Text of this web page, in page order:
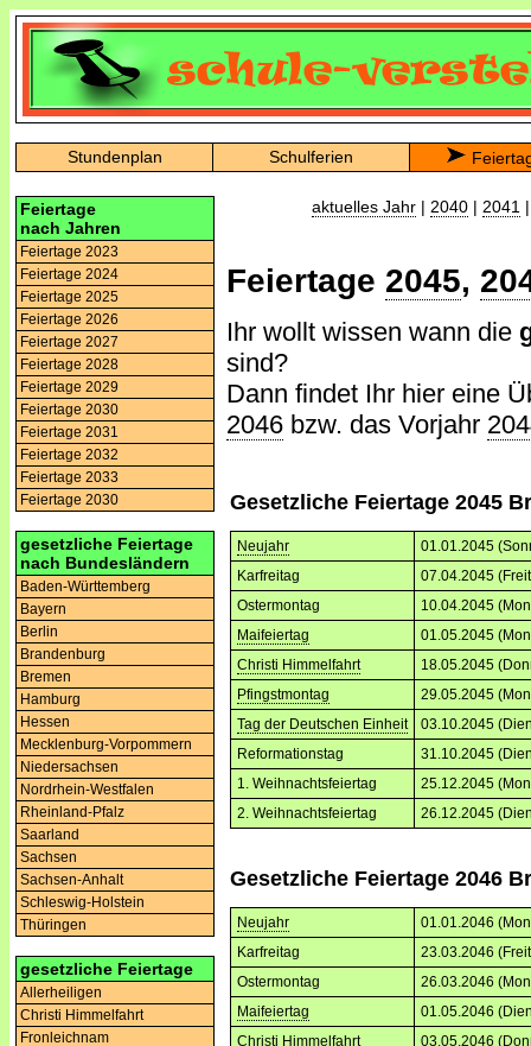
Stundenplan Schulferien
Feiertage
nach Jahren
Feiertage 2023
Feiertage 2024
Feiertage 2025
Feiertage 2026
Feiertage 2027
Feiertage 2028
Feiertage 2029
Feiertage 2030
Feiertage 2031
Feiertage 2032
Feiertage 2033
Feiertage 2030
gesetzliche Feiertage
nach Bundesländern
Baden-Württemberg
Bayern
Berlin
Brandenburg
Bremen
Hamburg
Hessen
Mecklenburg-Vorpommern
Niedersachsen
Nordrhein-Westfalen
Rheinland-Pfalz
Saarland
Sachsen
Sachsen-Anhalt
Schleswig-Holstein
Thüringen
gesetzliche Feiertage
Allerheiligen
Christi Himmelfahrt
Fronleichnam
aktuelles Jahr | 2040 | 2041
Feiertage 2045,
Ihr wollt wissen wann die
sind?
Dann findet Ihr hier eine
2046 bzw. das Vorjahr
Gesetzliche Feiertage 2045
Neujahr
01.01.2045
Karfreitag
07.04.2045
Ostermontag
10.04.2045
Maifeiertag
01.05.2045
Christi Himmelfahrt
18.05.2045
Pfingstmontag
29.05.2045
Tag der Deutschen Einheit
03.10.2045
Reformationstag
31.10.2045
1. Weihnachtsfeiertag
25.12.2045
2. Weihnachtsfeiertag
26.12.2045
Gesetzliche Feiertage 2046
Neujahr
01.01.2046
Karfreitag
23.03.2046
Ostermontag
26.03.2046
Maifeiertag
01.05.2046
Christi Himmelfahrt
03.05.2046